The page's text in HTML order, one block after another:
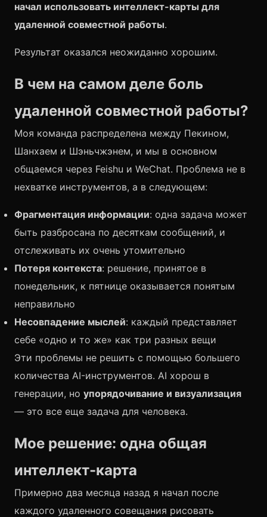
начал использовать интеллект-карты для
удаленной совместной работы.
Результат оказался неожиданно хорошим.
В чем на самом деле боль
удаленной совместной работы?
Моя команда распределена между Пекином,
Шанхаем и Шэньчжэнем, и мы в основном
общаемся через Feishu и WeChat. Проблема не в
нехватке инструментов, а в следующем:
Фрагментация информации: одна задача может
быть разбросана по десяткам сообщений, и
отслеживать их очень утомительно
Потеря контекста: решение, принятое в
понедельник, к пятнице оказывается понятым
неправильно
Несовпадение мыслей: каждый представляет
себе «одно и то же» как три разных вещи
Эти проблемы не решить с помощью большего
количества AI-инструментов. AI хорош в
генерации, но упорядочивание и визуализация
— это все еще задача для человека.
Мое решение: одна общая
интеллект-карта
Примерно два месяца назад я начал после
каждого удаленного совещания рисовать